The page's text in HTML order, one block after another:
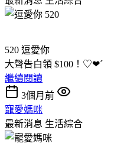
520 逗愛你
大聲告白領 $100！♡❤ˊ
繼續閱讀
3個月前
寵愛媽咪
最新消息 生活綜合